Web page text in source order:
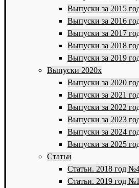
Выпуски за 2015
Выпуски за 2016
Выпуски за 2017
Выпуски за 2018
Выпуски за 2019
Выпуски 2020х
Выпуски за 2020
Выпуски за 2021
Выпуски за 2022
Выпуски за 2023
Выпуски за 2024
Выпуски за 2025
Статьи
Статьи. 2018 год
Статьи. 2019 год №1